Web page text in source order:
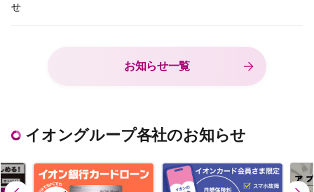
せ
お知らせ一覧
イオングループ各社のお知らせ